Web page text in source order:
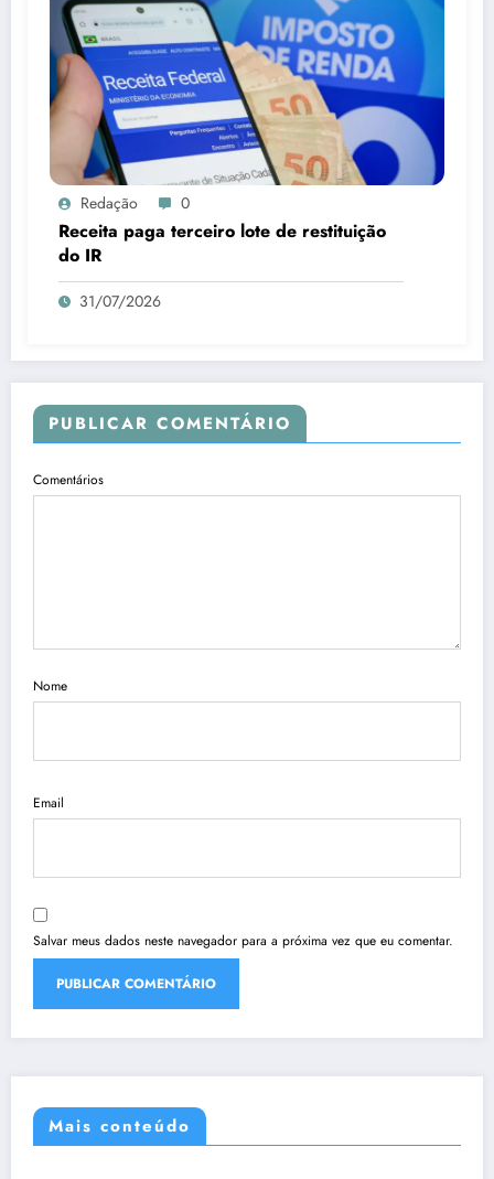
Redação 0
Receita paga terceiro lote de restituição
do IR
31/07/2026
PUBLICAR COMENTÁRIO
Comentários
Nome
Email
Salvar meus dados neste navegador para a próxima vez que eu comentar.
Mais conteúdo